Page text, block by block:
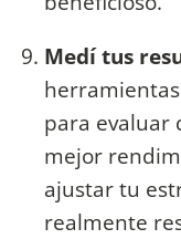
Medí tus
para evaluar
mejor
ajustar tu
realmente